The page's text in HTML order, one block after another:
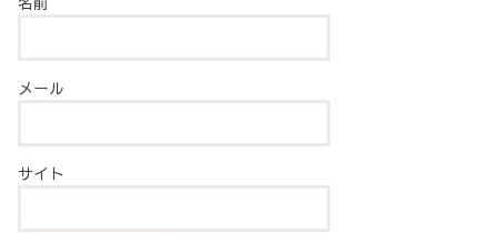
メール
サイト